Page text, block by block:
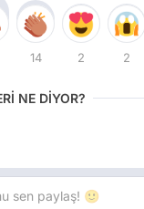
14 2 2
NE DİYOR?